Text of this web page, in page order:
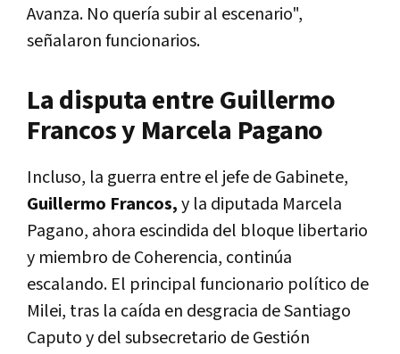
Avanza. No quería subir al escenario",
señalaron funcionarios.
La disputa entre Guillermo
Francos y Marcela Pagano
Incluso, la guerra entre el jefe de Gabinete,
Guillermo Francos,y la diputada Marcela
Pagano, ahora escindida del bloque libertario
y miembro de Coherencia, continúa
escalando. El principal funcionario político de
Milei, tras la caída en desgracia de Santiago
Caputo y del subsecretario de Gestión